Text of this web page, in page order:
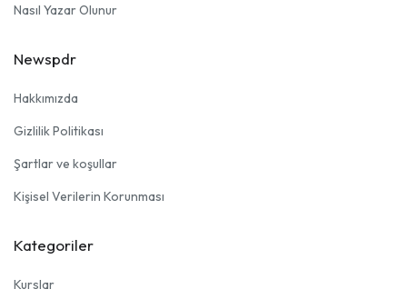
Nasıl Yazar Olunur
Newspdr
Hakkımızda
Gizlilik Politikası
Şartlar ve koşullar
Kişisel Verilerin Korunması
Kategoriler
Kurslar